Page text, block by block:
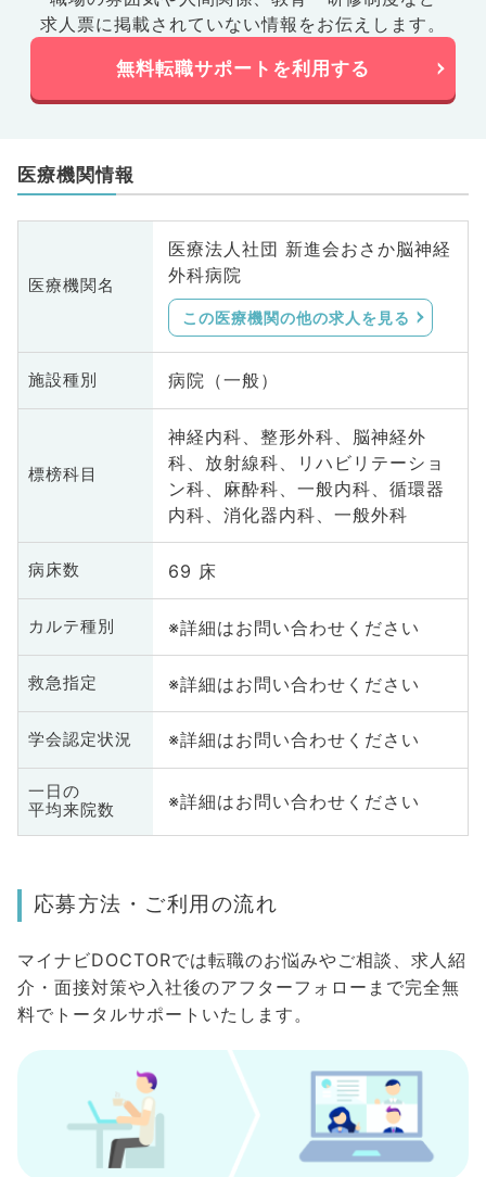
求人票に掲載されていない情報をお伝えします。
無料転職サポートを利用する
医療機関情報
医療機関名
医療法人社団 新進会おさか脳神経
外科病院
この医療機関の他の求人を見る
施設種別 病院（一般）
標榜科目
神経内科、整形外科、脳神経外
科、放射線科、リハビリテーショ
ン科、麻酔科、一般内科、循環器
内科、消化器内科、一般外科
病床数 69 床
カルテ種別 ※詳細はお問い合わせください
救急指定 ※詳細はお問い合わせください
学会認定状況 ※詳細はお問い合わせください
一日の
平均来院数
※詳細はお問い合わせください
応募方法・ご利用の流れ
マイナビDOCTORでは転職のお悩みやご相談、求人紹
介・面接対策や入社後のアフターフォローまで完全無
料でトータルサポートいたします。